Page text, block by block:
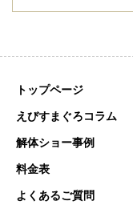
トップページ
えびすまぐろコラム
解体ショー事例
料金表
よくあるご質問